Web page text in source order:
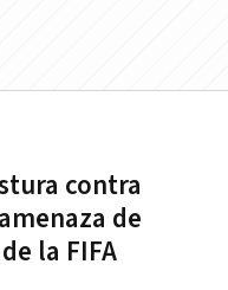
contra
de
la FIFA